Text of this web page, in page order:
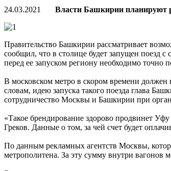
24.03.2021 Власти Башкирии планируют
Правительство Башкирии рассматривает
сообщил, что в столице будет запущен поезд
перед ее запуском региону необходимо точно
В московском метро в скором времени
словам, идею запуска такого поезда глава
сотрудничество Москвы и Башкирии при
«Такое брендирование здорово продвинет
Греков. Данные о том, за чей счет будет
По данным рекламных агентств Москвы,
метрополитена. За эту сумму внутри вагонов